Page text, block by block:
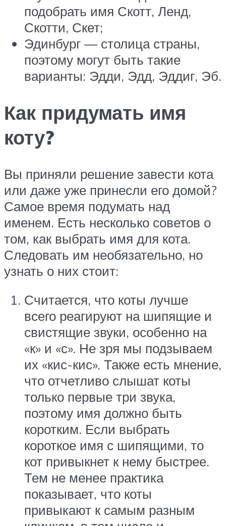
подобрать имя Скотт, Ленд,
Скотти, Скет;
Эдинбург — столица страны,
поэтому могут быть такие
варианты: Эдди, Эдд, Эддиг, Эб.
Как придумать имя
коту?
Вы приняли решение завести кота
или даже уже принесли его домой?
Самое время подумать над
именем. Есть несколько советов о
том, как выбрать имя для кота.
Следовать им необязательно, но
узнать о них стоит:
Считается, что коты лучше
всего реагируют на шипящие и
свистящие звуки, особенно на
«к» и «с». Не зря мы подзываем
их «кис-кис». Также есть мнение,
что отчетливо слышат коты
только первые три звука,
поэтому имя должно быть
коротким. Если выбрать
короткое имя с шипящими, то
кот привыкнет к нему быстрее.
Тем не менее практика
показывает, что коты
привыкают к самым разным